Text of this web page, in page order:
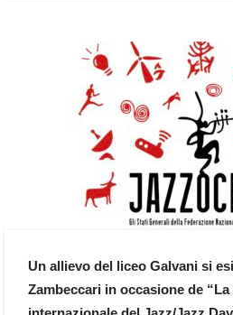
Un allievo del liceo Galvani si
Zambeccari in occasione de